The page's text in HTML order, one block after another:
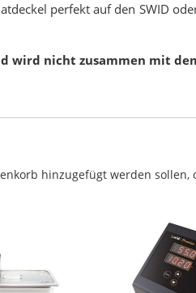
perfekt auf den SWID
wird nicht zusammen mit
hinzugefügt werden sollen,